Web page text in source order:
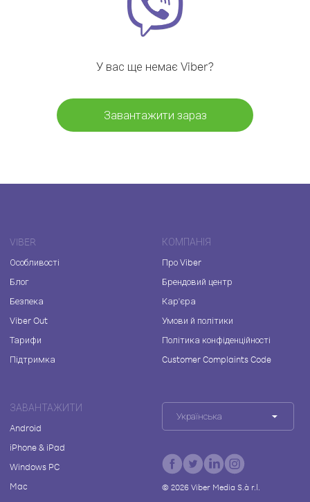
У вас ще немає Viber?
Завантажити зараз
VIBER
Особливості
Блог
Безпека
Viber Out
Тарифи
Підтримка
КОМПАНІЯ
Про Viber
Брендовий центр
Кар'єра
Умови й політики
Політика конфіденційності
Customer Complaints Code
ЗАВАНТАЖИТИ
Android
iPhone & iPad
Windows PC
Mac
Українська
© 2026Viber Media S.à r.l.